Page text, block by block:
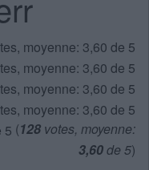
(128 votes, moyenne:
3,60de 5)